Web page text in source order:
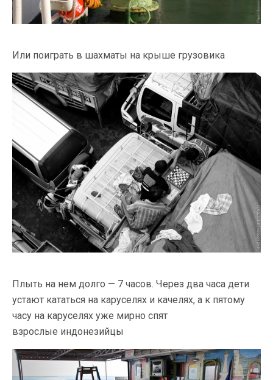
Или поиграть в шахматы на крыше грузовика
Плыть на нем долго — 7 часов. Через два часа дети
устают кататься на каруселях и качелях, а к пятому
часу на каруселях уже мирно спят
взрослые индонезийцы